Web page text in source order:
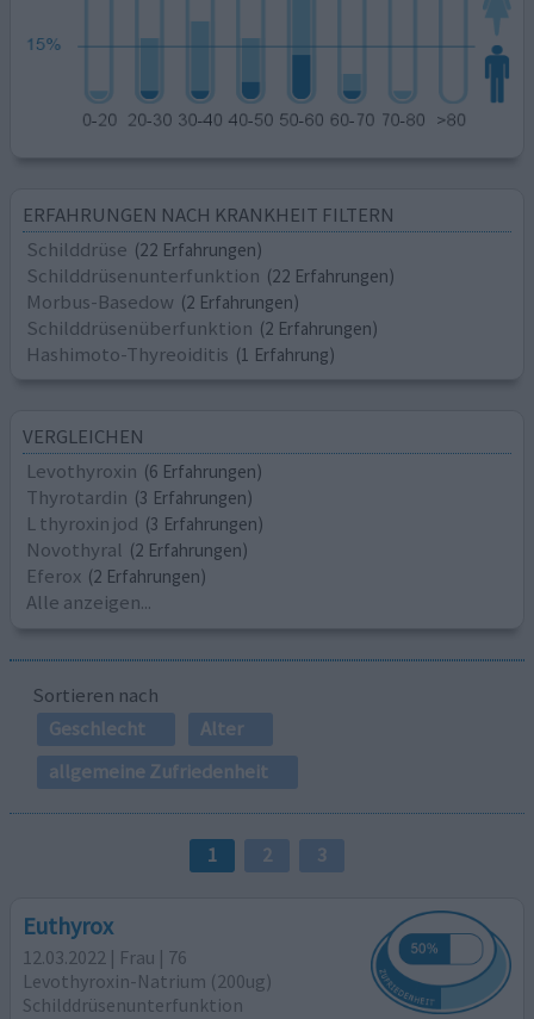
ERFAHRUNGEN NACH KRANKHEIT FILTERN
Schilddrüse (22 Erfahrungen)
Schilddrüsenunterfunktion (22 Erfahrungen)
Morbus-Basedow (2 Erfahrungen)
Schilddrüsenüberfunktion (2 Erfahrungen)
Hashimoto-Thyreoiditis (1 Erfahrung)
VERGLEICHEN
Levothyroxin (6 Erfahrungen)
Thyrotardin (3 Erfahrungen)
L thyroxin jod (3 Erfahrungen)
Novothyral (2 Erfahrungen)
Eferox (2 Erfahrungen)
Alle anzeigen...
Sortieren nach
Geschlecht
Alter
allgemeine Zufriedenheit
1 2 3
Euthyrox
12.03.2022 | Frau | 76
Levothyroxin-Natrium (200ug)
Schilddrüsenunterfunktion